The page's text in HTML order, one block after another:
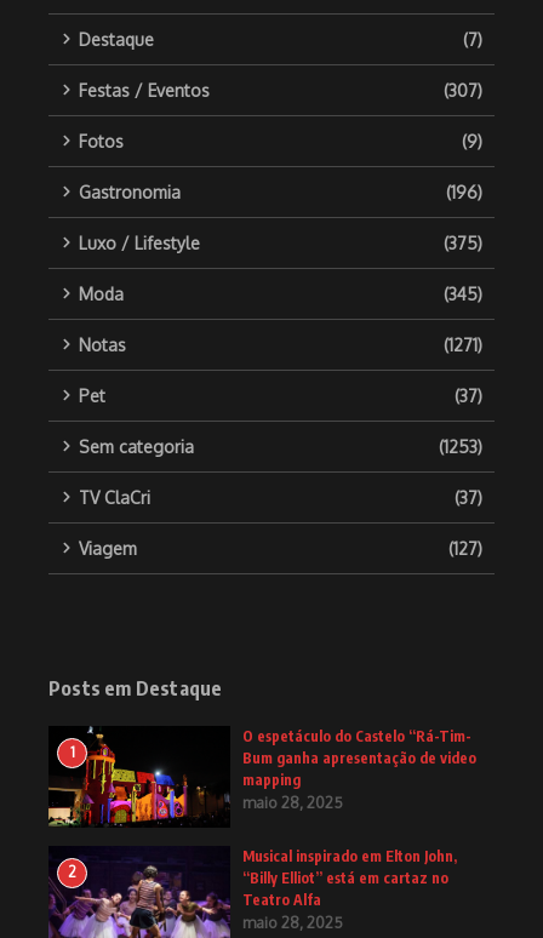
Destaque (7)
Festas / Eventos (307)
Fotos (9)
Gastronomia (196)
Luxo / Lifestyle (375)
Moda (345)
Notas (1271)
Pet (37)
Sem categoria (1253)
TV ClaCri (37)
Viagem (127)
Posts em Destaque
1
O espetáculo do Castelo “Rá-Tim-
Bum ganha apresentação de video
mapping
maio 28, 2025
2
Musical inspirado em Elton John,
“Billy Elliot” está em cartaz no
Teatro Alfa
maio 28, 2025